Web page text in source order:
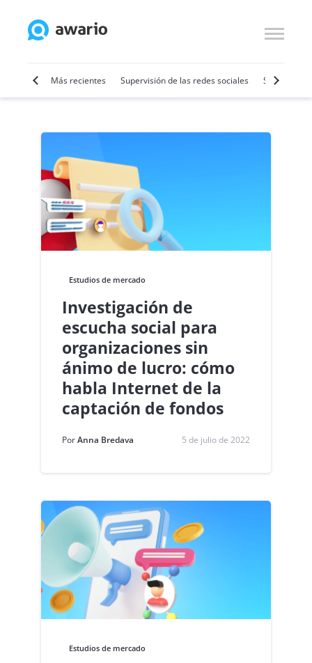
vídeo Más recientes Supervisión de las redes sociales SMM
Estudios de mercado
Investigación de
escucha social para
organizaciones sin
ánimo de lucro: cómo
habla Internet de la
captación de fondos
PorAnna Bredava 5 de julio de 2022
Estudios de mercado